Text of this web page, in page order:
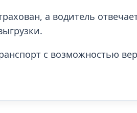
а водитель
с возможностью